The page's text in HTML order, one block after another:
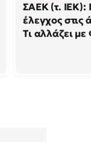
ΣΑΕΚ (τ. ΙΕΚ):
έλεγχος στις
Τι αλλάζει